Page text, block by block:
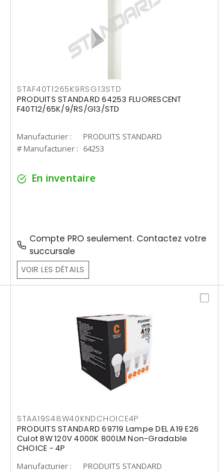
STAF40T1265K9RSG13STD
PRODUITS STANDARD 64253 FLUORESCENT
F40T12/65K/9/RS/G13/STD
Manufacturier :
PRODUITS STANDARD
# Manufacturier : 64253
En inventaire
Compte PRO seulement. Contactez votre
succursale
VOIR LES DÉTAILS
STAA19S48W40KNDCHOICE4P
PRODUITS STANDARD 69719 Lampe DEL A19 E26
Culot 8W 120V 4000K 800LM Non-Gradable
CHOICE - 4P
Manufacturier :
PRODUITS STANDARD